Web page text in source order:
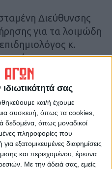
σας
και/ή έχουμε
συσκευή, όπως τα cookies,
δεδομένα, όπως μοναδικοί
πληροφορίες που
εξατομικευμένες διαφημίσεις
και περιεχομένου, έρευνα
Με την άδειά σας, εμείς
Διεύθυνσης
για τα λοιμώδη
κ.
σε
περί εντοπισμού
στον
της
υπάρχει κάποια
Aurisπου να έχει
ωστόσο ότι σχεδόν